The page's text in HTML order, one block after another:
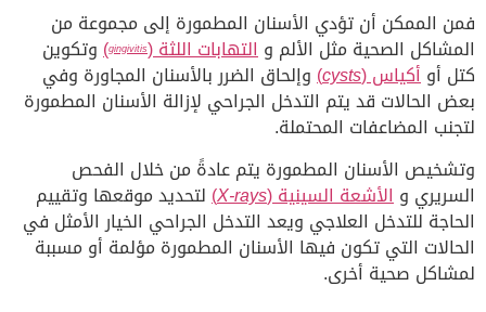
فمن الممكن أن تؤدي الأسنان المطمورة إلى مجموعة من
المشاكل الصحية مثل الألم والتهابات اللثة (gingivitis
)وتكوين
كتل أوأكياس (cysts
)وإلحاق الضرر بالأسنان المجاورة وفي
بعض الحالات قد يتم التدخل الجراحي لإزالة الأسنان المطمورة
لتجنب المضاعفات المحتملة.
وتشخيص الأسنان المطمورة يتم عادةً من خلال الفحص
السريري والأشعة السينية (X-rays
)لتحديد موقعها وتقييم
الحاجة للتدخل العلاجي ويعد التدخل الجراحي الخيار الأمثل في
الحالات التي تكون فيها الأسنان المطمورة مؤلمة أو مسببة
لمشاكل صحية أخرى.